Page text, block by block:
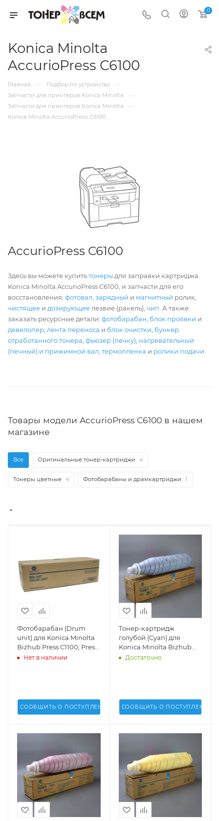
0
Konica Minolta
AccurioPress C6100
Главная — Подбор по устройству —
Запчасти для принтеров Konica Minolta —
Запчасти для принтеров Konica Minolta —
Konica Minolta AccurioPress C6100
AccurioPress C6100
Здесь вы можете купитьтонеры для заправки картриджа
Konica Minolta AccurioPress C6100, и запчасти для его
восстановления: фотовал зарядный и магнитный ролик,
чистящее и дозирующее лезвие (ракель), чип . А также
заказать ресурсные детали: фотобарабан блок проявки и
девелопер лента переноса и блок очистки бункер
отработанного тонера фьюзер (печку) нагревательный
(печный) и прижимной вал термопленка и ролики подачи
Товары модели AccurioPress C6100 в нашем
магазине
Все Оригинальные тонер-картриджи 4
Тонеры цветные 4 Фотобарабаны и драмкартриджи 1
Фотобарабан (Drum
unit) для Konica Minolta
Bizhub Press C1100, Press
C1085, AccurioPress
Нет в наличии
СООБЩИТЬ О ПОСТУПЛЕНИИ
Тонер-картридж
голубой (Cyan) для
Konica Minolta Bizhub
C1085, C1100, AccurioPress
Достаточно
СООБЩИТЬ О ПОСТУПЛЕНИИ